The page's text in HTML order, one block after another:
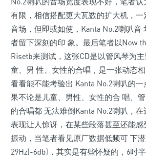
有限，相信搭配更大瓦数的扩大机，
音场，但即或如使，Kanta No.2喇叭音
者留下深刻的印 象。最后笔者以Now
Risetb来测试，这张CD是以管风琴为
童、男 性、女性的合唱，是一张动态相
看看能不能考验出 Kanta No.2喇叭的
果不论是儿童、男性、女性的合 唱、
的合唱都 无法难倒Kanta No.2喇叭，
表现让人惊讶，在某些段落甚至还能
振动，当笔者看见原厂数据低频可 下
29Hz(-6db)，其实是有些怀疑的，6吋